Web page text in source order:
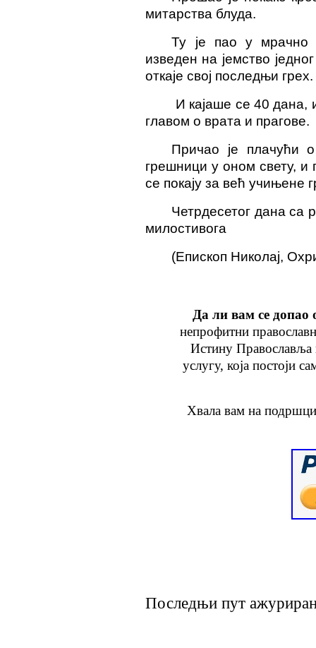
митарства блуда.
Ту је пао у мрачно
изведен на јемство
откаје свој последњи грех.
И кајаше се 40 дана,
главом о врата и прагове.
Причао је плачући
грешници у оном свету,
се покају за већ учињене
Четрдесетог дана са
милостивога
(Епископ Николај,
Да ли вам се допао
непрофитни
Истину
услугу, којапостоји
Хвала вам на
Последњи пут